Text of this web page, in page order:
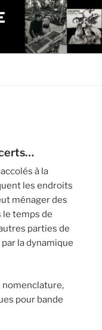
à la
les endroits
ménager des
le temps de
parties de
la dynamique
nomenclature,
pour bande